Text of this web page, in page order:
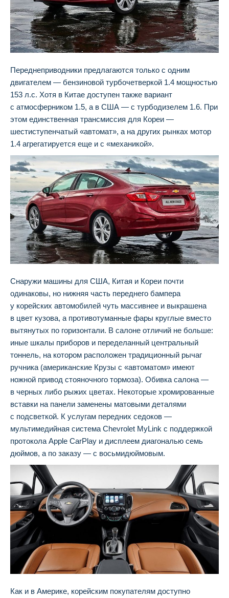
Переднеприводники предлагаются только с одним
двигателем — бензиновой турбочетверкой 1.4 мощностью
153 л.с. Хотя в Китае доступен также вариант
с атмосферником 1.5, а в США — с турбодизелем 1.6. При
этом единственная трансмиссия для Кореи —
шестиступенчатый «автомат», а на других рынках мотор
1.4 агрегатируется еще и с «механикой».
Снаружи машины для США, Китая и Кореи почти
одинаковы, но нижняя часть переднего бампера
у корейских автомобилей чуть массивнее и выкрашена
в цвет кузова, а противотуманные фары круглые вместо
вытянутых по горизонтали. В салоне отличий не больше:
иные шкалы приборов и переделанный центральный
тоннель, на котором расположен традиционный рычаг
ручника (американские Крузы с «автоматом» имеют
ножной привод стояночного тормоза). Обивка салона —
в черных либо рыжих цветах. Некоторые хромированные
вставки на панели заменены матовыми деталями
с подсветкой. К услугам передних седоков —
мультимедийная система Chevrolet MyLink с поддержкой
протокола Apple CarPlay и дисплеем диагональю семь
дюймов, а по заказу — с восьмидюймовым.
Как и в Америке, корейским покупателям доступно